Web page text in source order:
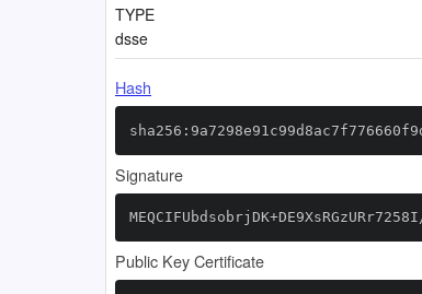
TYPE
dsse
Hash
Signature
Public Key Certificate